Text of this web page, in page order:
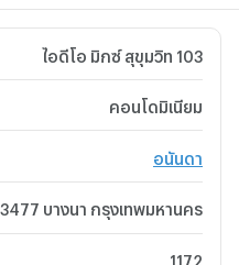
ไอดีโอ มิกซ์ สุขุมวิท 103
คอนโดมิเนียม
อนันดา
3477 บางนา กรุงเทพมหานคร
1172